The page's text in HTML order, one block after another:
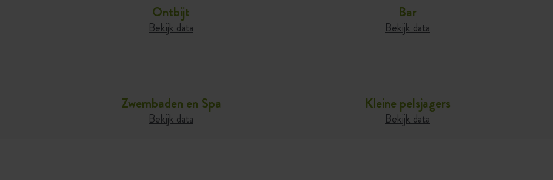
Ontbijt
Bekijk data
Bar
Bekijk data
Zwembaden en Spa
Bekijk data
Kleine pelsjagers
Bekijk data